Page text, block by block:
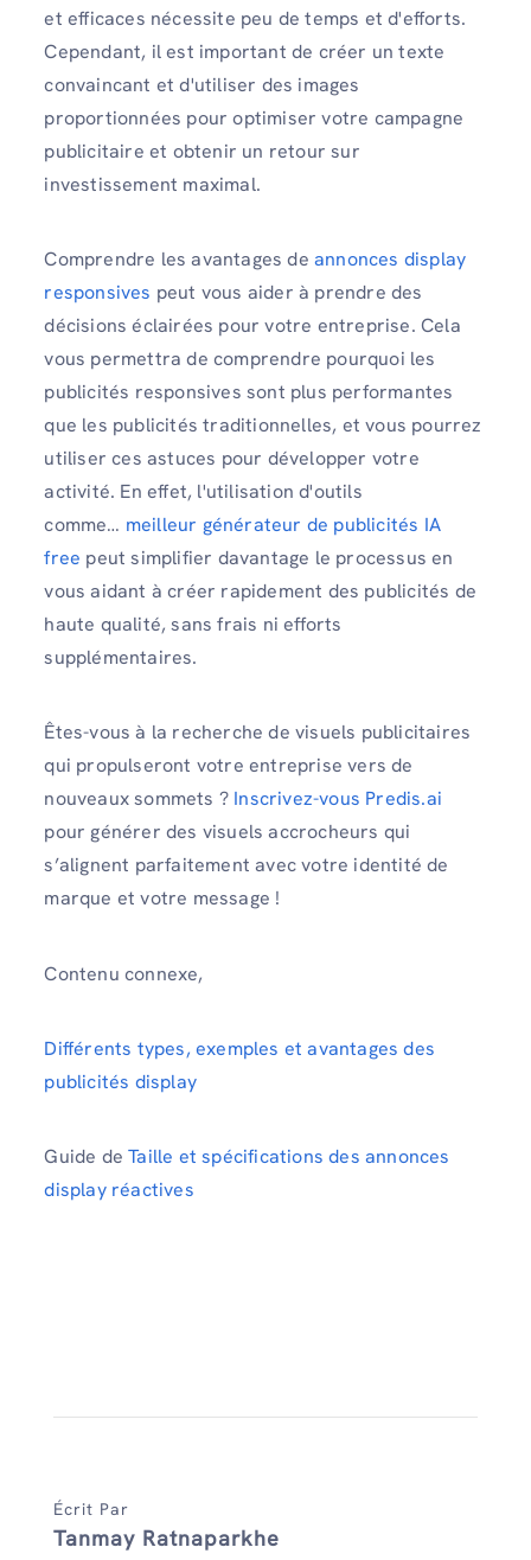
et efficaces nécessite peu de temps et d'efforts.
Cependant, il est important de créer un texte
convaincant et d'utiliser des images
proportionnées pour optimiser votre campagne
publicitaire et obtenir un retour sur
investissement maximal.
Comprendre les avantages de annonces display
responsives peut vous aider à prendre des
décisions éclairées pour votre entreprise. Cela
vous permettra de comprendre pourquoi les
publicités responsives sont plus performantes
que les publicités traditionnelles, et vous pourrez
utiliser ces astuces pour développer votre
activité. En effet, l'utilisation d'outils
comme… meilleur générateur de publicités IA
free peut simplifier davantage le processus en
vous aidant à créer rapidement des publicités de
haute qualité, sans frais ni efforts
supplémentaires.
Êtes-vous à la recherche de visuels publicitaires
qui propulseront votre entreprise vers de
nouveaux sommets ? Inscrivez-vous Predis.ai
pour générer des visuels accrocheurs qui
s’alignent parfaitement avec votre identité de
marque et votre message !
Contenu connexe,
Différents types, exemples et avantages des
publicités display
Guide deTaille et spécifications des annonces
display réactives
Écrit Par
Tanmay Ratnaparkhe